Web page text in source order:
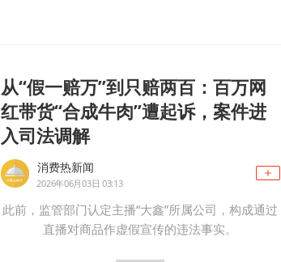
从“假一赔万”到只赔两百：百万网
红带货“合成牛肉”遭起诉，案件进
入司法调解
消费热新闻
2026年06月03日 03:13
此前，监管部门认定主播“大鑫”所属公司，构成通过
直播对商品作虚假宣传的违法事实。